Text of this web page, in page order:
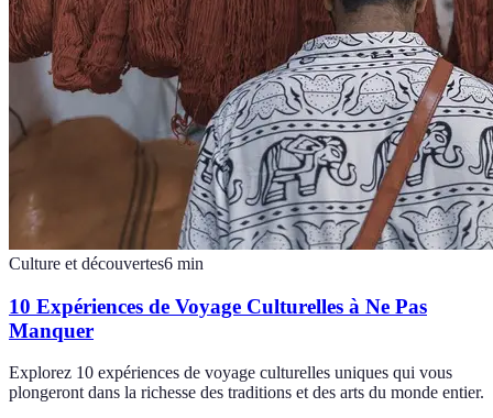
Culture et découvertes6 min
10 Expériences de Voyage Culturelles à Ne Pas
Manquer
Explorez 10 expériences de voyage culturelles uniques qui vous
plongeront dans la richesse des traditions et des arts du monde entier.